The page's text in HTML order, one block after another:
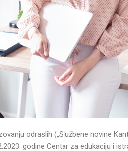
odraslih („Službene novine
godine Centar za edukaciju i